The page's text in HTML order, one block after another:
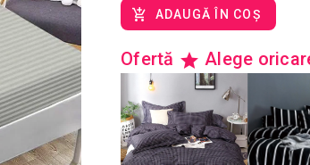
ADAUGĂ ÎN COȘ
Ofertă Alege